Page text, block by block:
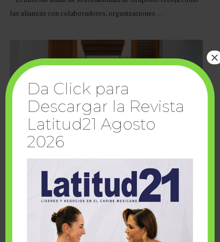
las alianzas con colaboradores, organizaciones …
Cuando la solidaridad inspira; cumplen
sueños Fairmont Mayakoba y Make-A-Wish
Da Click para
Descargar la Revista
Latitud21 Agosto
2026
×